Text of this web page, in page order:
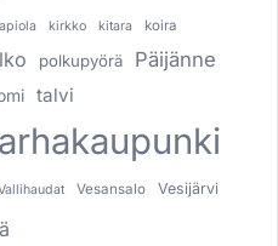
kirkko kitara koira
polkupyörä Päijänne
talvi
Vesansalo Vesijärvi